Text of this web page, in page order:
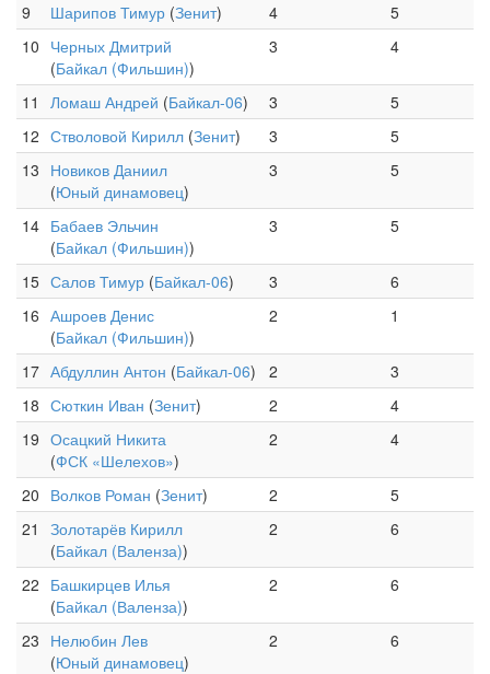
9 Шарипов Тимур (Зенит) 4
5
10 Черных Дмитрий
(Байкал (Фильшин))
3 4
11 Ломаш Андрей (Байкал-06) 3
5
12 Стволовой Кирилл (Зенит) 3
5
13 Новиков Даниил
(Юный динамовец)
3 5
14 Бабаев Эльчин
(Байкал (Фильшин))
3 5
15 Салов Тимур (Байкал-06) 3
6
16 Ашроев Денис
(Байкал (Фильшин))
2 1
17 Абдуллин Антон (Байкал-06) 2
3
18 Сюткин Иван (Зенит) 2
4
19 Осацкий Никита
(ФСК «Шелехов»)
2 4
20 Волков Роман (Зенит) 2
5
21
Золотарёв Кирилл
(Байкал (Валенза))
2 6
22 Башкирцев Илья
(Байкал (Валенза))
2 6
23 Нелюбин Лев
(Юный динамовец)
2 6